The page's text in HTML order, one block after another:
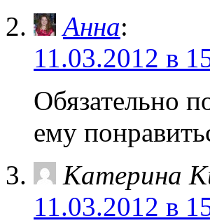
Анна:
11.03.2012 в
Обязательно
ему
Катерина
11.03.2012 в